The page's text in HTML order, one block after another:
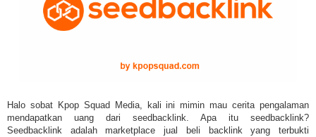
Halo sobat Kpop Squad Media, kali ini mimin mau cerita pengalaman
mendapatkan uang dari seedbacklink. Apa itu seedbacklink?
Seedbacklink adalahmarketplace jual beli backlink yang terbukti